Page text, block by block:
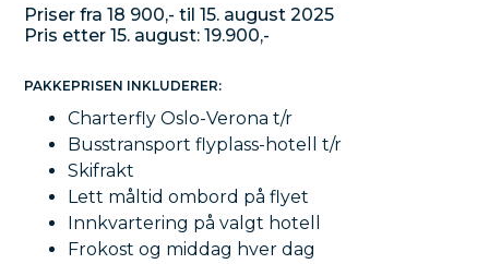
Priser fra 18 900,- til 15. august 2025
Pris etter 15. august: 19.900,-
PAKKEPRISEN INKLUDERER:
Charterfly Oslo-Verona t/r
Busstransport flyplass-hotell t/r
Skifrakt
Lett måltid ombord på flyet
Innkvartering på valgt hotell
Frokost og middag hver dag